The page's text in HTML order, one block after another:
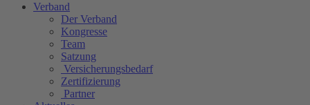
Verband
Der Verband
Kongresse
Team
Satzung
Versicherungsbedarf
Zertifizierung
Partner